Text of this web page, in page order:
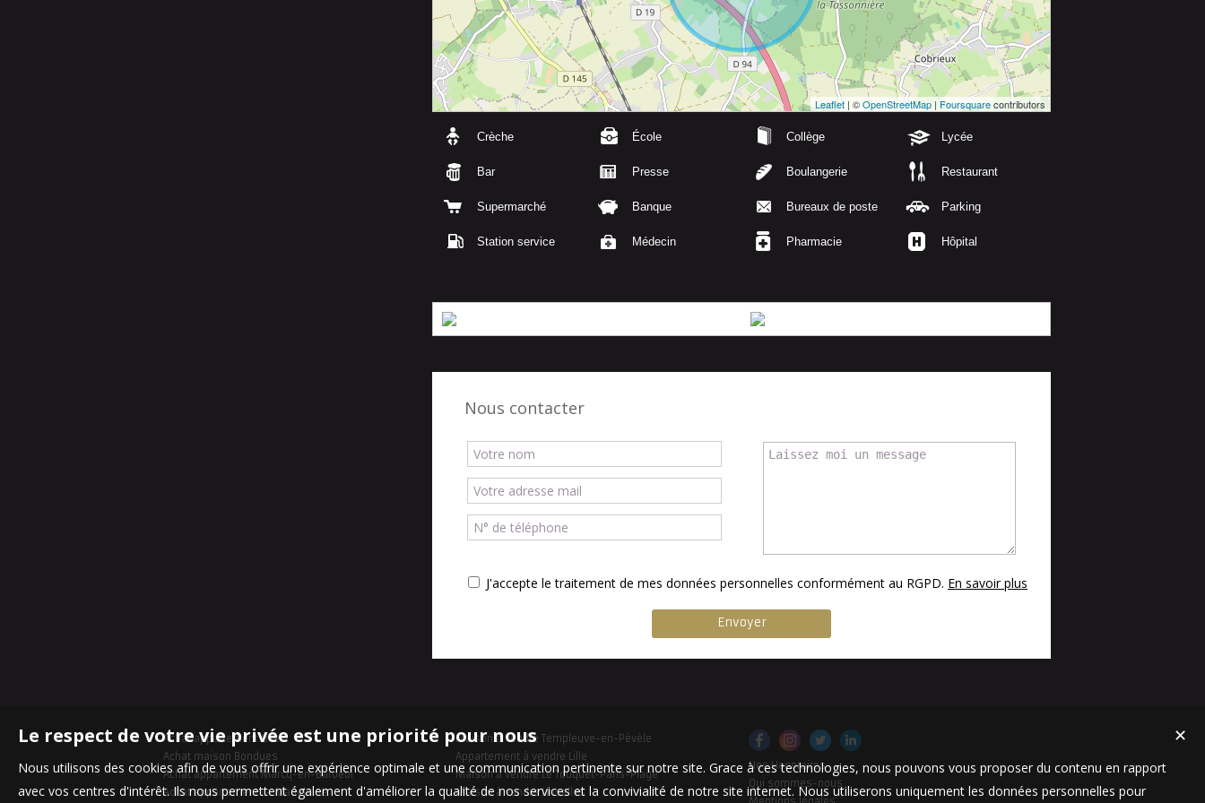
Leaflet | ©OpenStreetMap | Foursquarecontributors
Crèche École Collège Lycée
Bar Presse Boulangerie Restaurant
Supermarché Banque Bureaux de poste Parking
Station service Médecin Pharmacie Hôpital
Nous contacter
J'accepte le traitement de mes données personnelles conformément au RGPD. En savoir plus
Achat appartement Lille
Achat maison Bondues
Achat appartement Marcq-en-Baroeul
Achat appartement La Madeleine
Maison à vendre Templeuve-en-Pévèle
Appartement à vendre Lille
Maison à vendre Le Touquet-Paris-Plage
Maison à vendre Linselles
Nos Honoraires
Qui sommes-nous
✕
Le respect de votre vie privée est une priorité pour nous
Nous utilisons des cookies afin de vous offrir une expérience optimale et une communication pertinente sur notre site. Grace à ces technologies, nous pouvons vous proposer du contenu en rapport
avec vos centres d'intérêt. Ils nous permettent également d'améliorer la qualité de nos services et la convivialité de notre site internet. Nous utiliserons uniquement les données personnelles pour